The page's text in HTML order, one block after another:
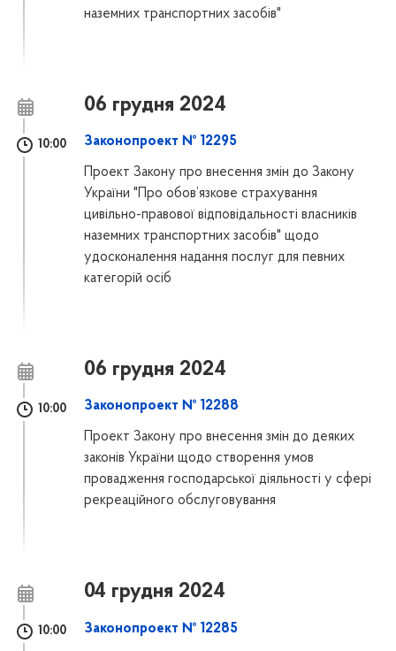
наземних транспортних засобів"
06 грудня 2024
10:00 Законопроект № 12295
Проект Закону про внесення змін до Закону
України "Про обов’язкове страхування
цивільно-правової відповідальності власників
наземних транспортних засобів" щодо
удосконалення надання послуг для певних
категорій осіб
06 грудня 2024
10:00 Законопроект № 12288
Проект Закону про внесення змін до деяких
законів України щодо створення умов
провадження господарської діяльності у сфері
рекреаційного обслуговування
04 грудня 2024
10:00 Законопроект № 12285